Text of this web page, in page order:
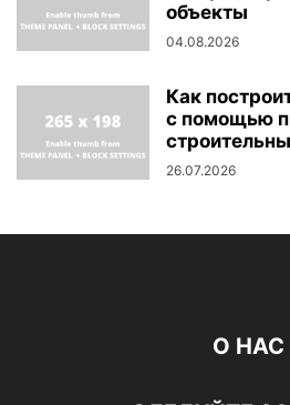
объекты
04.08.2026
Как
с помощью
26.07.2026
О НАС